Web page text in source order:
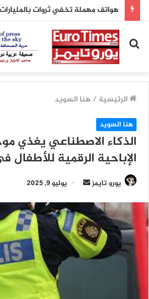
هواتف مهملة تخفي ثروات
بحث
عن
الرئيسية / هنا السويد
هنا السويد
الذكاء الاصطناعي يغذي
الإباحية الرقمية للأطفال
يورو تايمز
أرسل
إلكترونيا
يوليو 9, 2025